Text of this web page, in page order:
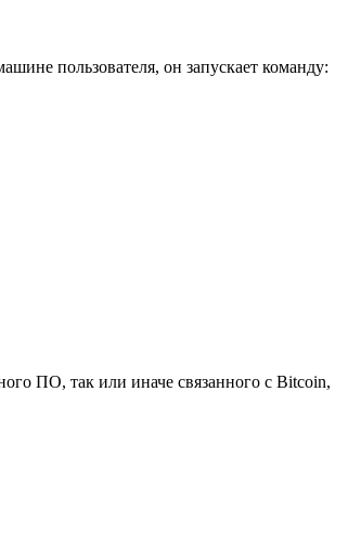
пользователя, он запускает команду:
ПО, так или иначе связанного c Bitcoin,